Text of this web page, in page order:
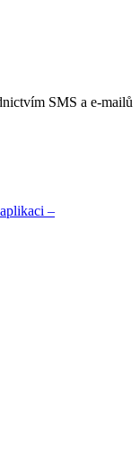
SMS a e-mailů
–